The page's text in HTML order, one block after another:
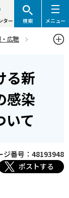
ター 検索 メニュー
広聴
よる学級閉鎖
る新
感染
いて
ジ番号：48193948
ポストする